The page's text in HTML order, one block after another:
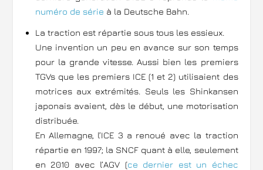
numéro de série à la Deutsche Bahn.
La traction est répartie sous tous les essieux.
Une invention un peu en avance sur son temps
pour la grande vitesse. Aussi bien les premiers
TGVs que les premiers ICE (1 et 2) utilisaient des
motrices aux extrémités. Seuls les Shinkansen
japonais avaient, dès le début, une motorisation
distribuée.
En Allemagne, l’ICE 3 a renoué avec la traction
répartie en 1997; la SNCF quant à elle, seulement
en 2010 avec l’AGV (ce dernier est un échec